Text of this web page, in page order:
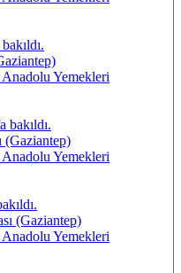
Yemekleri
bakıldı.
(Gaziantep)
Yemekleri
(Gaziantep)
Yemekleri